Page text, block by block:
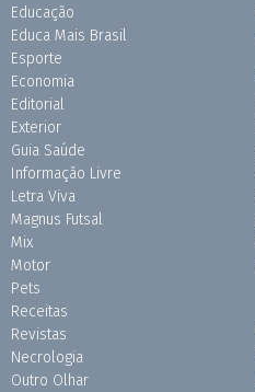
Educação
Educa Mais Brasil
Esporte
Economia
Editorial
Exterior
Guia Saúde
Informação Livre
Letra Viva
Magnus Futsal
Mix
Motor
Pets
Receitas
Revistas
Necrologia
Outro Olhar